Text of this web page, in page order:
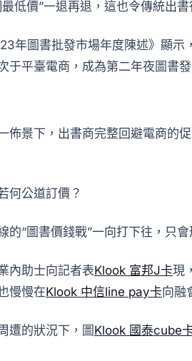
最低價”一退再退，這也令傳統出
年圖書批發市場年度陳述》顯
于平臺電商，成為第二年夜圖書發
佈景下，出書商完整回避電商的
何公道訂價？
的“圖書價錢戰”一向打下往，只
內助士向記者表Klook 富邦J卡現
慢慢在Klook 中信line pay卡向融
遭的狀況下，圖 Klook 國泰cube